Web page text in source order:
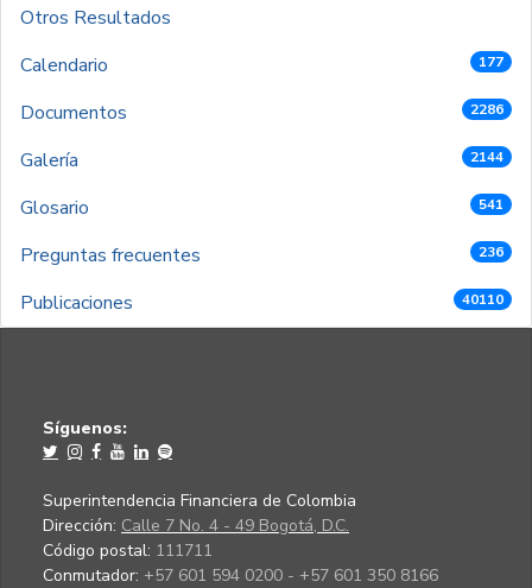
Otros Resultados
Calendario
177
Documentos 2286
Galería 2144
Glosario 541
Preguntas frecuentes 236
Publicaciones 40110
Síguenos:
Superintendencia Financiera de Colombia
Dirección: Calle 7 No. 4 - 49 Bogotá, D.C.
Código postal: 111711
Conmutador: +57 601 594 0200 - +57 601 350 8166